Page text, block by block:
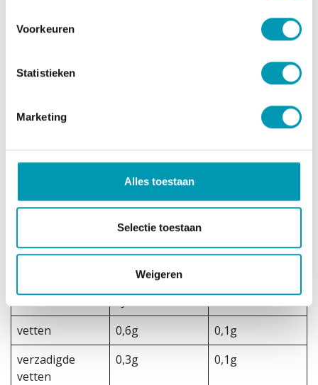
Voorkeuren
Statistieken
Marketing
Alles toestaan
Selectie toestaan
Weigeren
Melkproteïne (emulgator: lecithinen); gehydrolyseerd
appelzuur, kaliumcitraten; kleurstoffen: bètacaroteen,
Allergenen
Bevat melk en soja.
Kan sporen van ei bevatten.
Het product is palmolie- en glutenvrij.
Voedingswaarde
e
327 Kcal / 1388
vetten 0,6g
0,1g
verzadigde
vetten
0,3g 0,1g